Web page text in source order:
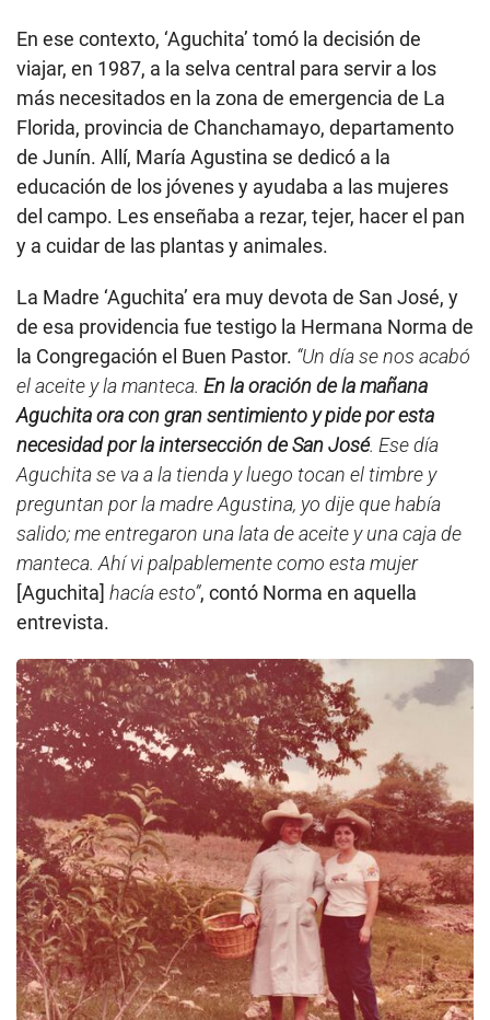
En ese contexto, ‘Aguchita’ tomó la decisión de
viajar, en 1987, a la selva central para servir a los
más necesitados en la zona de emergencia de La
Florida, provincia de Chanchamayo, departamento
de Junín. Allí, María Agustina se dedicó a la
educación de los jóvenes y ayudaba a las mujeres
del campo. Les enseñaba a rezar, tejer, hacer el pan
y a cuidar de las plantas y animales.
La Madre ‘Aguchita’ era muy devota de San José, y
de esa providencia fue testigo la Hermana Norma de
la Congregación el Buen Pastor. “Un día se nos acabó
el aceite y la manteca. En la oración de la mañana
Aguchita ora con gran sentimiento y pide por esta
necesidad por la intersección de San José. Ese día
Aguchita se va a la tienda y luego tocan el timbre y
preguntan por la madre Agustina, yo dije que había
salido; me entregaron una lata de aceite y una caja de
manteca. Ahí vi palpablemente como esta mujer
[Aguchita] hacía esto”, contó Norma en aquella
entrevista.